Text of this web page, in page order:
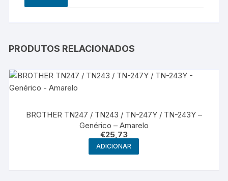
PRODUTOS RELACIONADOS
BROTHER TN247 / TN243 / TN-247Y / TN-243Y –
Genérico – Amarelo
€25,73
ADICIONAR